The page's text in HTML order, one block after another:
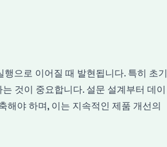
으로 이어질 때 발현됩니다. 특히 초기
것이 중요합니다. 설문 설계부터 데이
해야 하며, 이는 지속적인 제품 개선의